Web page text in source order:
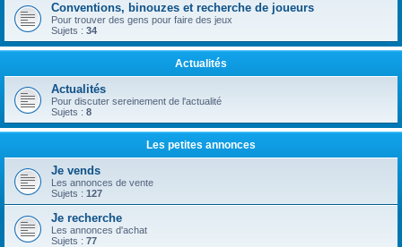
Conventions, binouzes et recherche de joueurs
Pour trouver des gens pour faire des jeux
Sujets : 34
Actualités
Actualités
Pour discuter sereinement de l'actualité
Sujets : 8
Les petites annonces
Je vends
Les annonces de vente
Sujets : 127
Je recherche
Les annonces d'achat
Sujets : 77